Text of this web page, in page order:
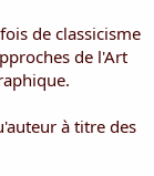
de classicisme
de l'Art
à titre des